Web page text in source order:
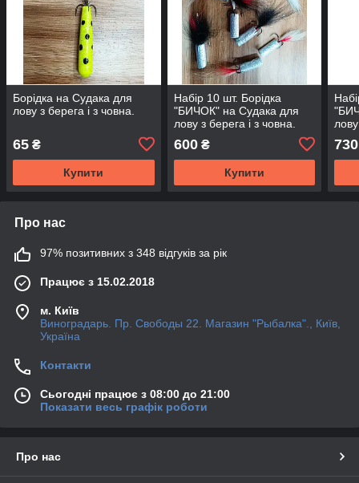
Борідка на Судака для
лову з берега і з човна.
65 ₴
Купити
Набір 10 шт. Борідка
"БИЧОК" на Судака для
лову з берега і з човна.
600₴
Купити
730
Про нас
97% позитивних з 348 відгуків за рік
Працює з 15.02.2018
м. Київ
Виноградарь. Пр. Свободы 22. Магазин "Рыбалка"., Київ,
Україна
Контакти
Сьогодні працює з 08:00 до 21:00
Показати весь графік роботи
Про нас